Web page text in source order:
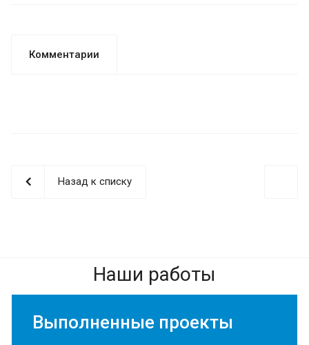
Комментарии
Назад к списку
Наши работы
Выполненные проекты